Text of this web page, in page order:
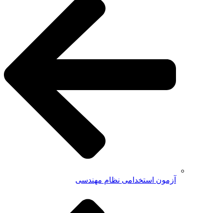
آزمون استخدامی نظام مهندسی